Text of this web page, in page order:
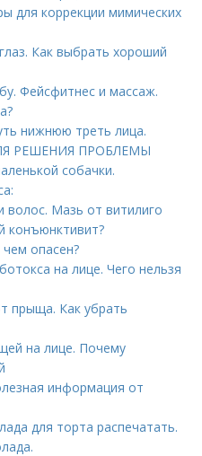
для коррекции мимических
Как выбрать хороший
Фейсфитнес и массаж.
нижнюю треть лица.
РЕШЕНИЯ ПРОБЛЕМЫ
собачки.
волос. Мазь от витилиго
конъюнктивит?
опасен?
на лице. Чего нельзя
прыща. Как убрать
на лице. Почему
информация от
для торта распечатать.